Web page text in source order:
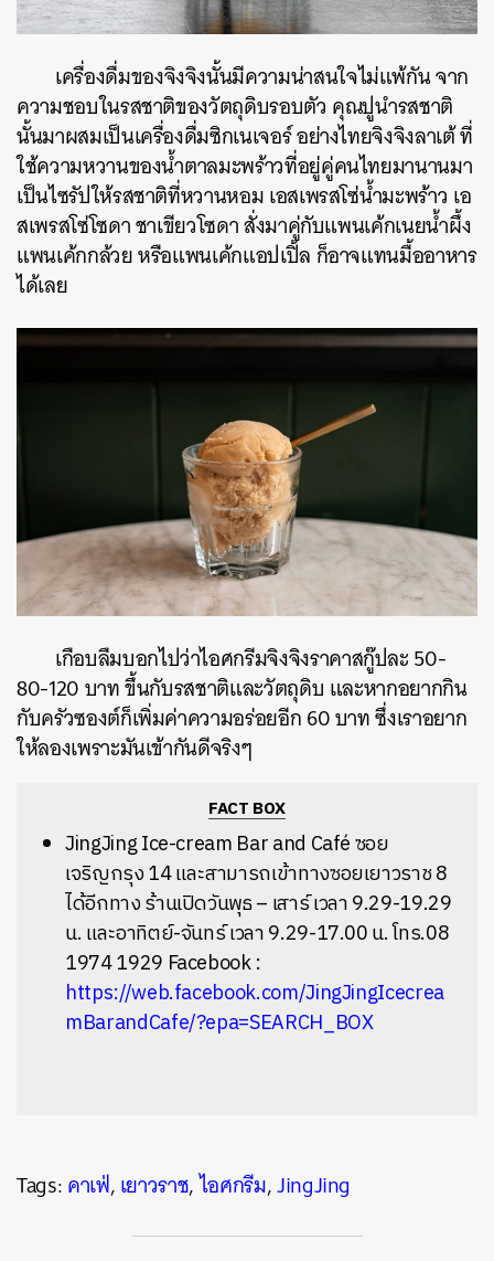
เครื่องดื่มของจิงจิงนั้นมีความน่าสนใจไม่แพ้กัน จาก
ความชอบในรสชาติของวัตถุดิบรอบตัว คุณปูนำรสชาติ
นั้นมาผสมเป็นเครื่องดื่มซิกเนเจอร์ อย่างไทยจิงจิงลาเต้ ที่
ใช้ความหวานของน้ำตาลมะพร้าวที่อยู่คู่คนไทยมานานมา
เป็นไซรัปให้รสชาติที่หวานหอม เอสเพรสโซ่น้ำมะพร้าว เอ
สเพรสโซ่โซดา ชาเขียวโซดา สั่งมาคู่กับแพนเค้กเนยน้ำผึ้ง
แพนเค้กกล้วย หรือแพนเค้กแอปเปิ้ล ก็อาจแทนมื้ออาหาร
ได้เลย
เกือบลืมบอกไปว่าไอศกรีมจิงจิงราคาสกู๊ปละ 50-
80-120 บาท ขึ้นกับรสชาติและวัตถุดิบ และหากอยากกิน
กับครัวซองต์ก็เพิ่มค่าความอร่อยอีก 60 บาท ซึ่งเราอยาก
ให้ลองเพราะมันเข้ากันดีจริงๆ
FACT BOX
JingJing Ice-cream Bar and Café ซอย
เจริญกรุง 14 และสามารถเข้าทางซอยเยาวราช 8
ได้อีกทางร้านเปิดวันพุธ – เสาร์ เวลา 9.29-19.29
น. และอาทิตย์-จันทร์ เวลา 9.29-17.00 น. โทร.08
1974 1929 Facebook :
https://web.facebook.com/JingJingIcecrea
mBarandCafe/?epa=SEARCH_BOX
Tags:คาเฟ่,เยาวราช,ไอศกรีม,JingJing